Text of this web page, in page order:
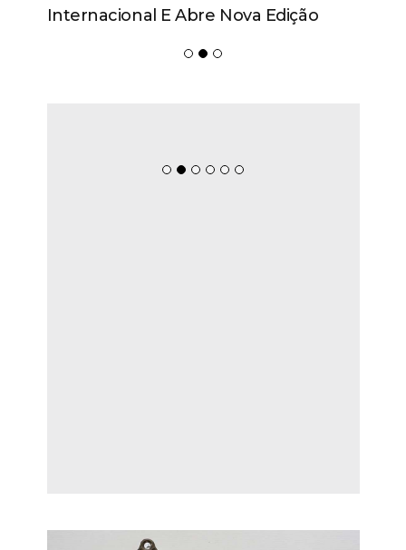
Internacional E Abre Nova Edição